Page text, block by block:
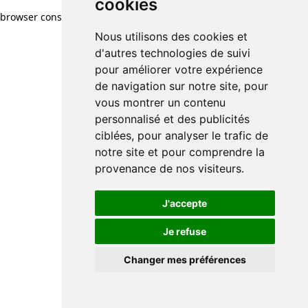
cookies
Nous utilisons des cookies et
d'autres technologies de suivi
pour améliorer votre expérience
de navigation sur notre site, pour
vous montrer un contenu
personnalisé et des publicités
ciblées, pour analyser le trafic de
notre site et pour comprendre la
provenance de nos visiteurs.
J'accepte
Je refuse
Changer mes préférences
browser console for more information)